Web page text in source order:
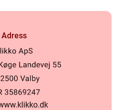
Adress